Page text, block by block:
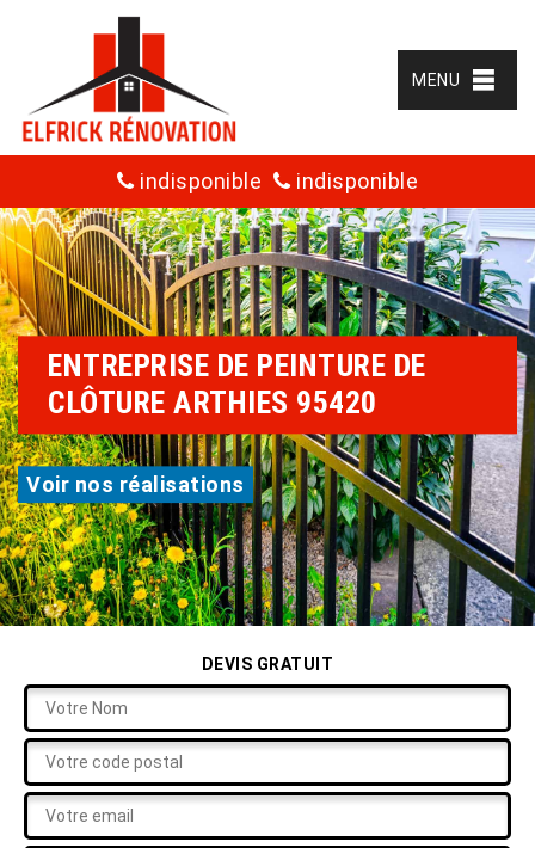
MENU
indisponible indisponible
ENTREPRISE DE PEINTURE DE
CLÔTURE ARTHIES 95420
Voir nos réalisations
DEVIS GRATUIT